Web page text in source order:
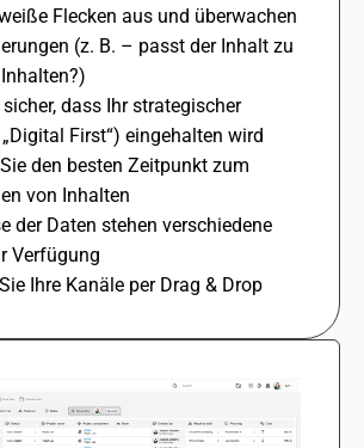
Flecken aus und über­wa­chen
(z. B. – passt der Inhalt zu
dass Ihr stra­te­gi­scher
First“) einge­hal­ten wird
den besten Zeitpunkt zum
von Inhalten
der Daten stehen verschie­dene
Verfügung
Ihre Kanäle per Drag & Drop